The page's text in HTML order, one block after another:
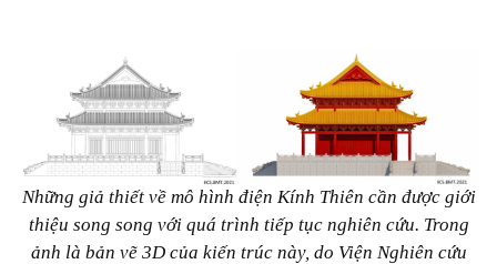
Những giả thiết về mô hình điện Kính Thiên cần được giới
thiệu song song với quá trình tiếp tục nghiên cứu. Trong
ảnh là bản vẽ 3D của kiến trúc này, do Viện Nghiên cứu